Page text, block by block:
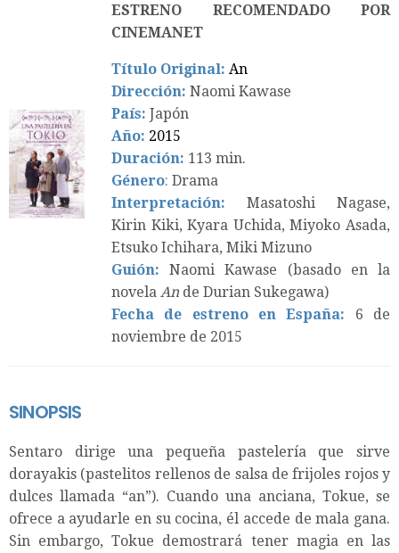
ESTRENO RECOMENDADO POR
CINEMANET
Título Original: An
Dirección: Naomi Kawase
País: Japón
Año: 2015
Duración: 113 min.
Género: Drama
Interpretación: Masatoshi Nagase,
Kirin Kiki, Kyara Uchida, Miyoko Asada,
Etsuko Ichihara, Miki Mizuno
Guión: Naomi Kawase (basado en la
novela An de Durian Sukegawa)
Fecha de estreno en España: 6 de
noviembre de 2015
SINOPSIS
Sentaro dirige una pequeña pastelería que sirve
dorayakis (pastelitos rellenos de salsa de frijoles rojos y
dulces llamada “an”). Cuando una anciana, Tokue, se
ofrece a ayudarle en su cocina, él accede de mala gana.
Sin embargo, Tokue demostrará tener magia en las